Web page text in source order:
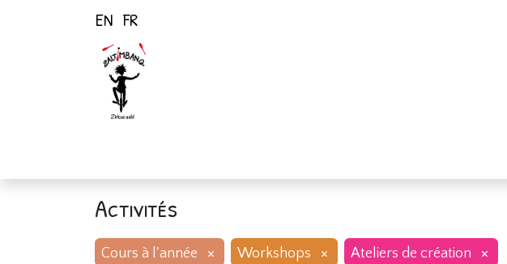
EN FR
Activités
Cours à l'année × Workshops × Ateliers de création ×